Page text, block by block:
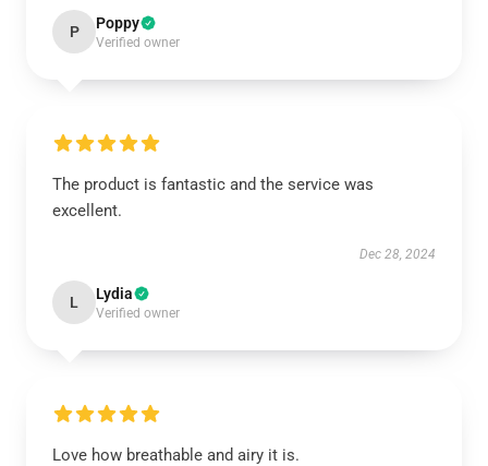
P Poppy
Verified owner
The product is fantastic and the service was
excellent.
Dec 28, 2024
L Lydia
Verified owner
Love how breathable and airy it is.